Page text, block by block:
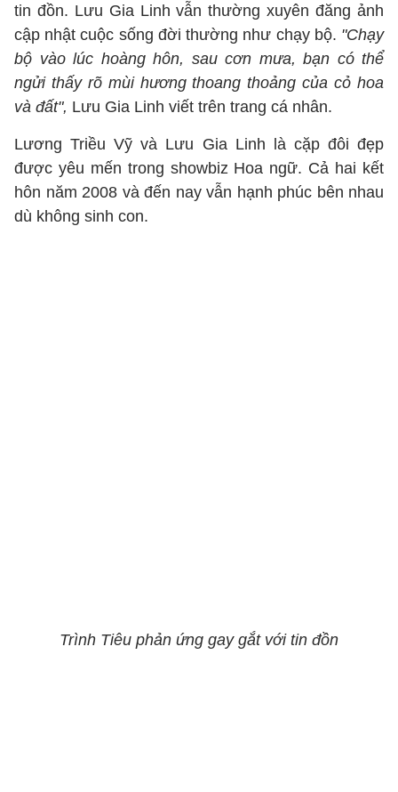
tin đồn. Lưu Gia Linh vẫn thường xuyên đăng ảnh
cập nhật cuộc sống đời thường như chạy bộ. "Chạy
bộ vào lúc hoàng hôn, sau cơn mưa, bạn có thể
ngửi thấy rõ mùi hương thoang thoảng của cỏ hoa
và đất", Lưu Gia Linh viết trên trang cá nhân.
Lương Triều Vỹ và Lưu Gia Linh là cặp đôi đẹp
được yêu mến trong showbiz Hoa ngữ. Cả hai kết
hôn năm 2008 và đến nay vẫn hạnh phúc bên nhau
dù không sinh con.
Trình Tiêu phản ứng gay gắt với tin đồn